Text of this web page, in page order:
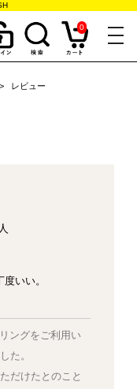
0
レビュー
いい。
ングをご利用い
た。
だけたとのこと